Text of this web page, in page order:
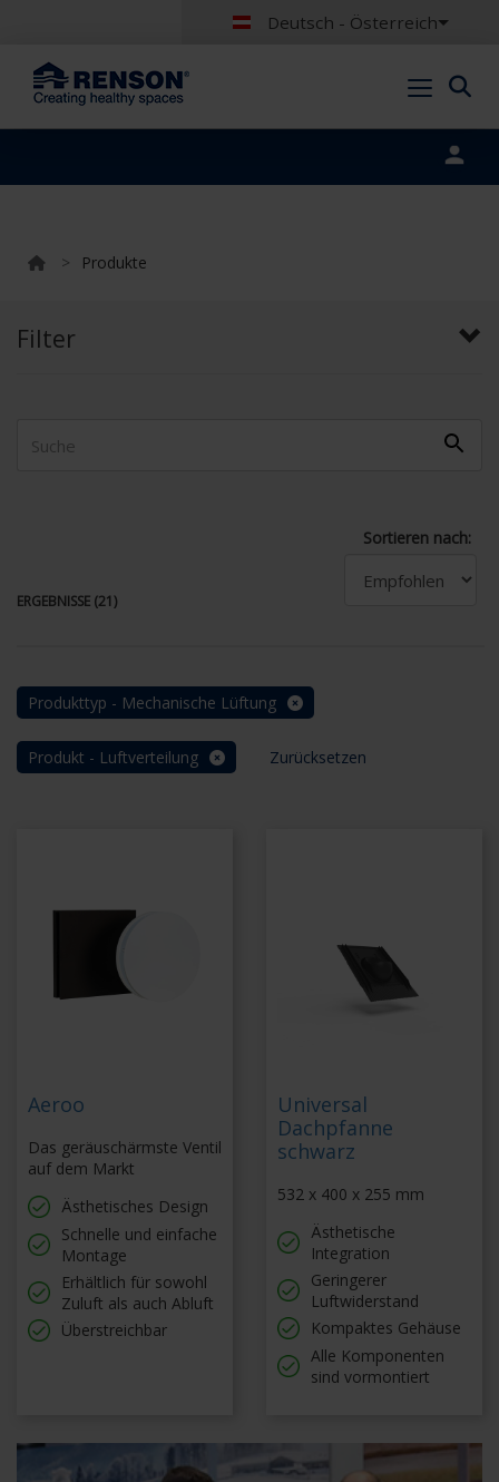
Deutsch - Österreich
> Produkte
Filter
ERGEBNISSE (21)
Sortieren nach:
Produkttyp - Mechanische Lüftung
Produkt - Luftverteilung Zurücksetzen
Aeroo
Das geräuschärmste Ventil
auf dem Markt
Ästhetisches Design
Schnelle und einfache
Montage
Erhältlich für sowohl
Zuluft als auch Abluft
Überstreichbar
Universal
Dachpfanne
schwarz
532 x 400 x 255 mm
Ästhetische
Integration
Geringerer
Luftwiderstand
Kompaktes Gehäuse
Alle Komponenten
sind vormontiert